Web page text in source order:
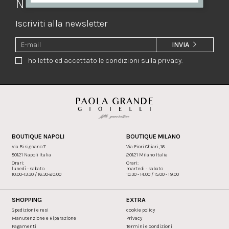
Newsletter
Iscriviti alla newsletter
ho letto ed accettato le condizioni sulla privacy.
INVIA
BOUTIQUE NAPOLI
Via Bisignano 7
80121 Napoli Italia
Orari:
lunedì - sabato
10:00-13:30 / 16:30-20:00
BOUTIQUE MILANO
Via Fiori Chiari, 16
20121 Milano Italia
Orari:
martedi - sabato
10.30 - 14.00 / 15.00 - 19.00
SHOPPING
Spedizioni e resi
Manutenzione e Riparazione
Pagamenti
EXTRA
cookie policy
Privacy
Termini e condizioni